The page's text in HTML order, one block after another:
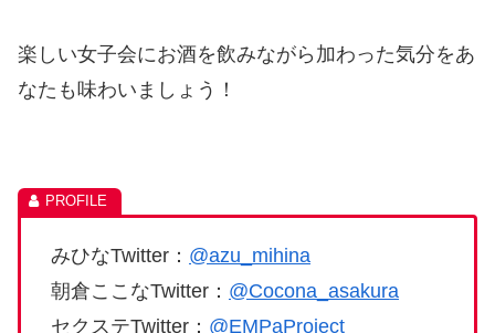
楽しい女子会にお酒を飲みながら加わった気分をあ
なたも味わいましょう！
みひなTwitter： @azu_mihina
朝倉ここなTwitter： @Cocona_asakura
セクステTwitter： @EMPaProject